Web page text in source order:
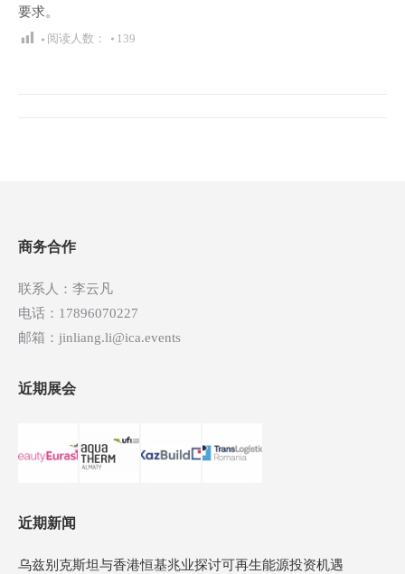
要求。
阅读人数： 139
航
商务合作
联系人：李云凡
电话：17896070227
邮箱：jinliang.li@ica.events
近期展会
近期新闻
乌兹别克斯坦与香港恒基兆业探讨可再生能源投资机遇